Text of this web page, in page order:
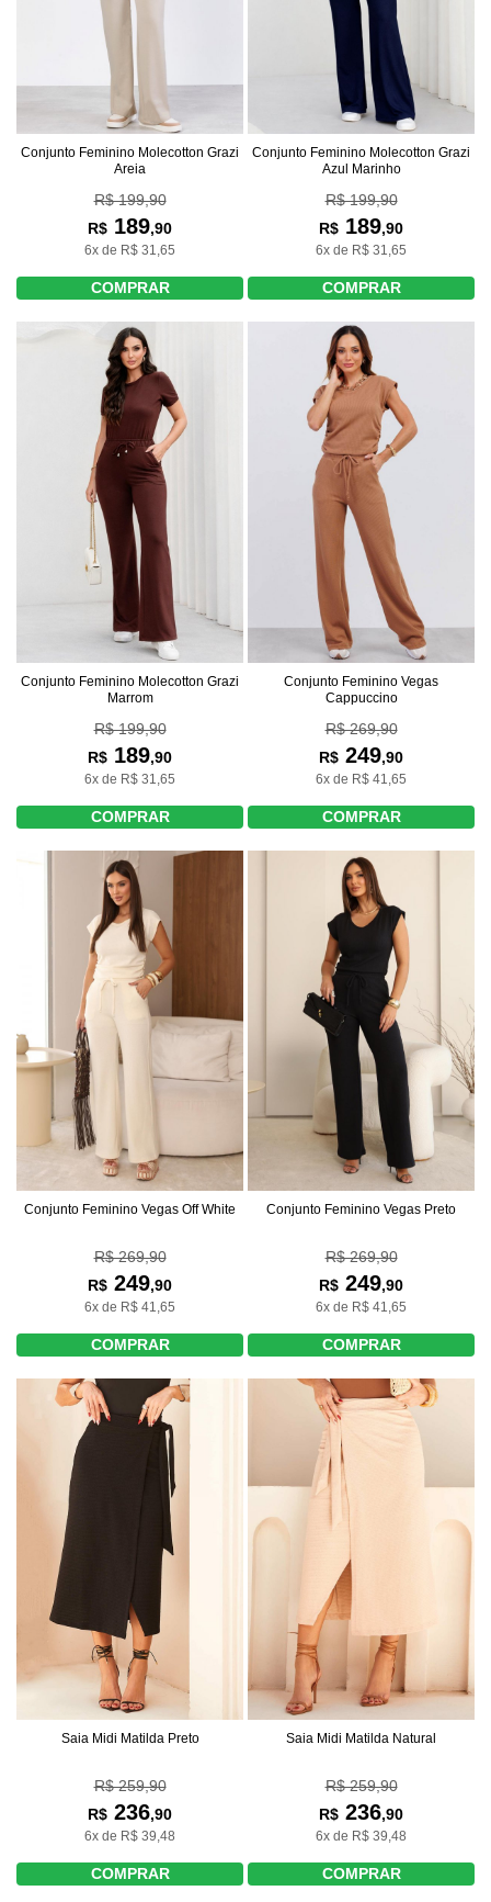
Conjunto Feminino Molecotton Grazi
Areia
R$ 199,90
R$ 189,90
6x de R$ 31,65
COMPRAR
Conjunto Feminino Molecotton Grazi
Azul Marinho
R$ 199,90
R$ 189,90
6x de R$ 31,65
COMPRAR
Conjunto Feminino Molecotton Grazi
Marrom
R$ 199,90
R$ 189,90
6x de R$ 31,65
COMPRAR
Conjunto Feminino Vegas
Cappuccino
R$ 269,90
R$ 249,90
6x de R$ 41,65
COMPRAR
Conjunto Feminino Vegas Off White
R$ 269,90
R$ 249,90
6x de R$ 41,65
COMPRAR
Conjunto Feminino Vegas Preto
R$ 269,90
R$ 249,90
6x de R$ 41,65
COMPRAR
Saia Midi Matilda Preto
R$ 259,90
R$ 236,90
6x de R$ 39,48
COMPRAR
Saia Midi Matilda Natural
R$ 259,90
R$ 236,90
6x de R$ 39,48
COMPRAR